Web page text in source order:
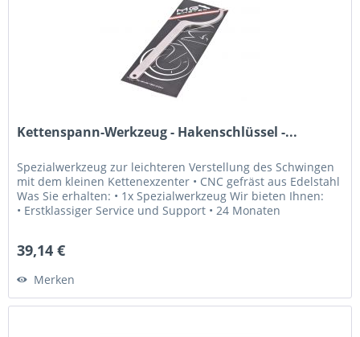
Kettenspann-Werkzeug - Hakenschlüssel -...
Spezialwerkzeug zur leichteren Verstellung des Schwingen
mit dem kleinen Kettenexzenter • CNC gefräst aus Edelstahl
Was Sie erhalten: • 1x Spezialwerkzeug Wir bieten Ihnen:
• Erstklassiger Service und Support • 24 Monaten
39,14 €
Merken